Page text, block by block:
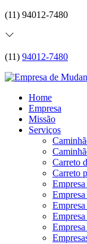
(11) 94012-7480
(11) 94012-7480
Home
Empresa
Missão
Serviços
Carreto
Carreto